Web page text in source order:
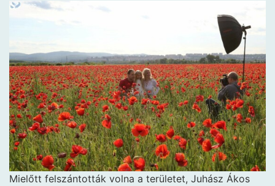
Mielőtt felszántották volna a területet, Juhász Ákos